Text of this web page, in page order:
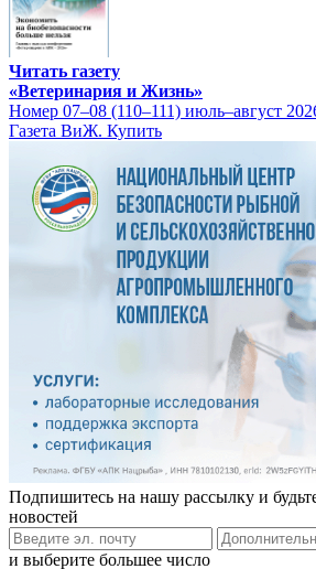
Читать газету
«Ветеринария и Жизнь»
Номер 07–08 (110–111) июль–август
Газета ВиЖ. Купить
Подпишитесь на нашу рассылку и
новостей
и выберите большее число